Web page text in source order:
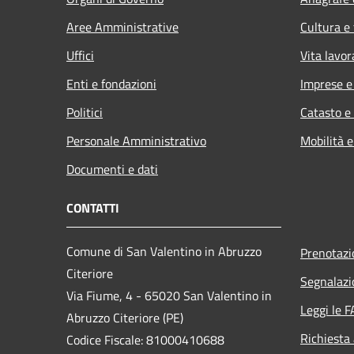
Aree Amministrative
Uffici
Enti e fondazioni
Politici
Personale Amministrativo
Documenti e dati
Cultura
Vita
Imprese
Catasto
Mobilità
CONTATTI
Comune di San Valentino in Abruzzo
Citeriore
Via Fiume, 4 - 65020 San Valentino in
Abruzzo Citeriore (PE)
Codice Fiscale: 81000410688
Leggi le